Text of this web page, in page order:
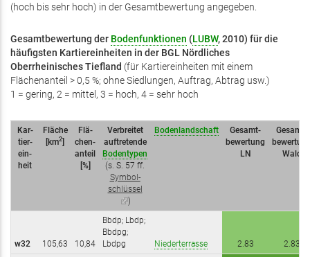
(hoch bis sehr hoch) in der Gesamtbewertung angegeben.
Gesamtbewertung der Bodenfunktionen (LUBW, 2010) für die
häufigsten Kartiereinheiten in der BGL Nördliches
Oberrheinisches Tiefland (für Kartiereinheiten mit einem
Flächenanteil > 0,5 %; ohne Siedlungen, Auftrag, Abtrag usw.)
1 = gering, 2 = mittel, 3 = hoch, 4 = sehr hoch
Kar­
tier­
ein­
heit
Fläche
[km2]
Flä­
chen­
an­teil
[%]
Verbreitet
auftretende
Bodentypen
(s. S. 57 ff.
Symbol­
schlüssel
(Link
ist
extern)
)
Bodenlandschaft
Gesamt­­
bewertung
LN
Gesamt­­
Wald
w32 105,63 10,84
Bbdp; Lbdp;
Bbdpg;
Lbdpg
Niederterrasse 2.83
2.83